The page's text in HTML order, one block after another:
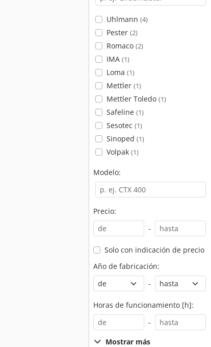
Uhlmann (4)
Pester (2)
Romaco (2)
IMA (1)
Loma (1)
Mettler (1)
Mettler Toledo (1)
Safeline (1)
Sesotec (1)
Sinoped (1)
Volpak (1)
Modelo:
Precio:
-
Solo con indicación de precio
Año de fabricación:
-
Horas de funcionamiento [h]:
-
Mostrar más